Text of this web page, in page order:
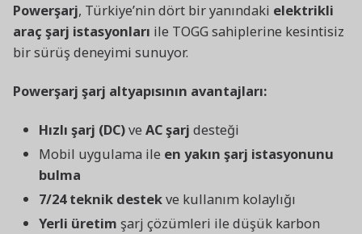
Powerşarj, Türkiye’nin dört bir yanındaki elektrikli
araç şarj istasyonları ile TOGG sahiplerine kesintisiz
bir sürüş deneyimi sunuyor.
Powerşarj şarj altyapısının avantajları:
Hızlı şarj (DC)ve AC şarj desteği
Mobil uygulama ile en yakın şarj istasyonunu
bulma
7/24 teknik destekve kullanım kolaylığı
Yerli üretim şarj çözümleri ile düşük karbon